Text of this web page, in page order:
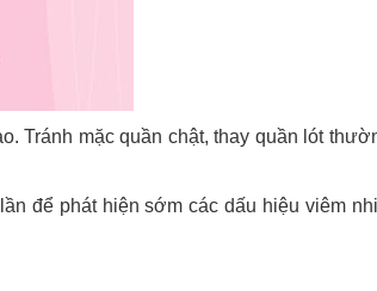
Tránh mặc quần chật, thay quần lót
để phát hiện sớm các dấu hiệu viêm